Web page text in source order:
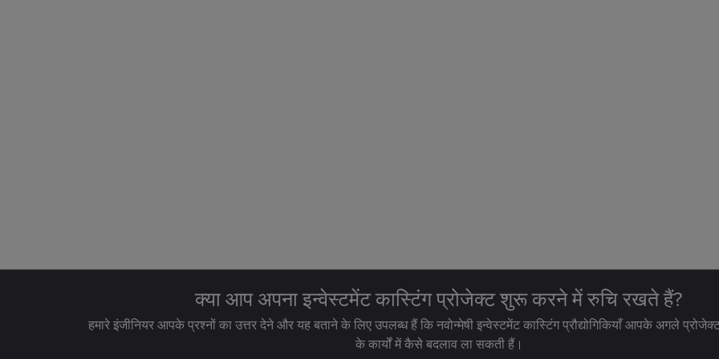
क्या आप अपना इन्वेस्टमेंट कास्टिंग प्रोजेक्ट शुरू करने में रुचि रखते हैं?
हमारे इंजीनियर आपके प्रश्नों का उत्तर देने और यह बताने के लिए उपलब्ध हैं कि नवोन्मेषी इन्वेस्टमेंट कास्टिंग प्रौद्योगिकियाँ आपके अगले
के कार्यों में कैसे बदलाव ला सकती हैं।